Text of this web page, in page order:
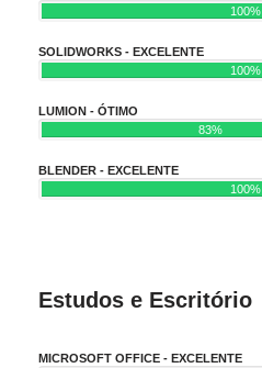
100%
SOLIDWORKS - EXCELENTE
100%
LUMION - ÓTIMO
83%
BLENDER - EXCELENTE
100%
Estudos e Escritório
MICROSOFT OFFICE - EXCELENTE